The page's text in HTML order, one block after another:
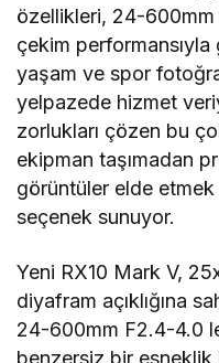
özellikleri, 24-600mm
çekim performansıyla
yaşam ve spor
yelpazede hizmet
zorlukları çözen bu
ekipman taşımadan
görüntüler elde
seçenek sunuyor.
Yeni RX10 Mark V,
diyafram açıklığına
24-600mm F2.4-4.0
benzersiz bir esneklik